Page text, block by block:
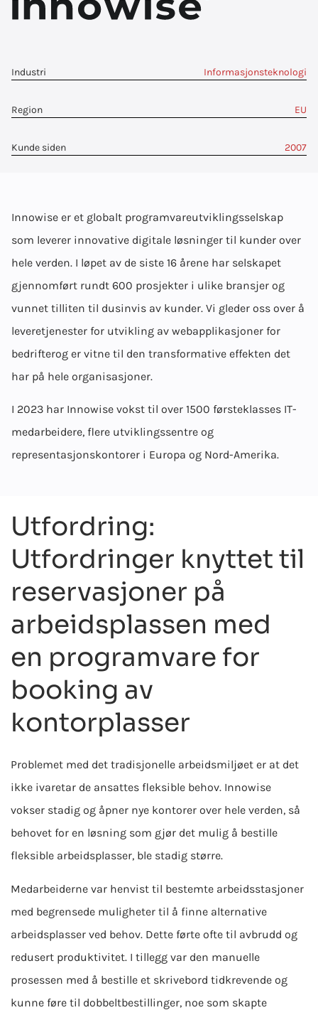
Industri Informasjonsteknologi
Region EU
Kunde siden 2007
Innowise er et globalt programvareutviklingsselskap
som leverer innovative digitale løsninger til kunder over
hele verden. I løpet av de siste 16 årene har selskapet
gjennomført rundt 600 prosjekter i ulike bransjer og
vunnet tilliten til dusinvis av kunder. Vi gleder oss over å
leveretjenester for utvikling av webapplikasjoner for
bedrifterog er vitne til den transformative effekten det
har på hele organisasjoner.
I 2023 har Innowise vokst til over 1500 førsteklasses IT-
medarbeidere, flere utviklingssentre og
representasjonskontorer i Europa og Nord-Amerika.
Utfordring:
Utfordringer knyttet til
reservasjoner på
arbeidsplassen med
en programvare for
booking av
kontorplasser
Problemet med det tradisjonelle arbeidsmiljøet er at det
ikke ivaretar de ansattes fleksible behov. Innowise
vokser stadig og åpner nye kontorer over hele verden, så
behovet for en løsning som gjør det mulig å bestille
fleksible arbeidsplasser, ble stadig større.
Medarbeiderne var henvist til bestemte arbeidsstasjoner
med begrensede muligheter til å finne alternative
arbeidsplasser ved behov. Dette førte ofte til avbrudd og
redusert produktivitet. I tillegg var den manuelle
prosessen med å bestille et skrivebord tidkrevende og
kunne føre til dobbeltbestillinger, noe som skapte